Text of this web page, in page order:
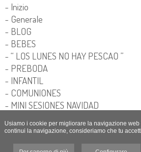
- Inizio
- Generale
- BLOG
- BEBES
- “ LOS LUNES NO HAY PESCAO ”
- PREBODA
- INFANTIL
- COMUNIONES
- MINI SESIONES NAVIDAD
Usiamo i cookie per migliorare la navigazione web
continui la navigazione, consideriamo che tu